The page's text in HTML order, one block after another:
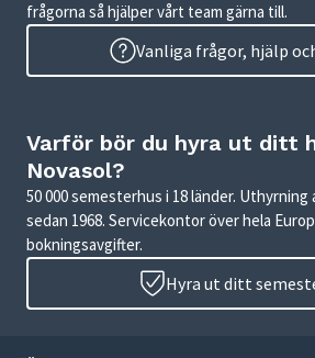
frågorna så hjälper vårt team gärna till.
Vanliga frågor, hjälp
Varför bör du hyra ut ditt
Novasol?
50 000 semesterhus i 18 länder.
sedan 1968. Servicekontor över hela
bokningsavgifter.
Hyra ut ditt